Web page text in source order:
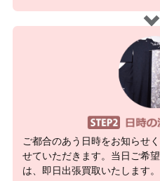
ご都合のあう日時をお知らせ
せていただきます。当日ご希
は、即日出張買取いたします。